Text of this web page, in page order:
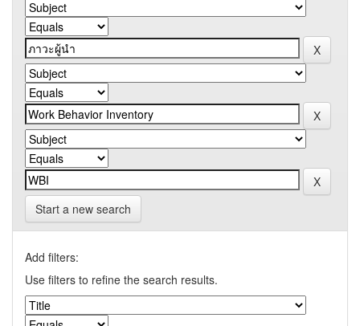
Start a new search
Add filters:
Use filters to refine the search results.